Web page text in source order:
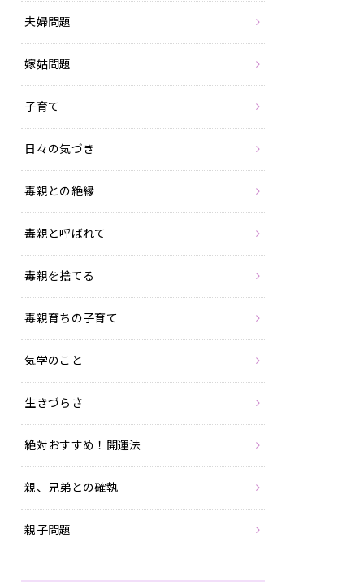
夫婦問題
嫁姑問題
子育て
日々の気づき
毒親との絶縁
毒親と呼ばれて
毒親を捨てる
毒親育ちの子育て
気学のこと
生きづらさ
絶対おすすめ！開運法
親、兄弟との確執
親子問題